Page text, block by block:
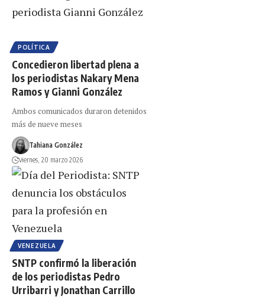
POLÍTICA
Concedieron libertad plena a
los periodistas Nakary Mena
Ramos y Gianni González
Ambos comunicados duraron detenidos
más de nueve meses
Tahiana González
viernes, 20 marzo 2026
VENEZUELA
SNTP confirmó la liberación
de los periodistas Pedro
Urribarri y Jonathan Carrillo